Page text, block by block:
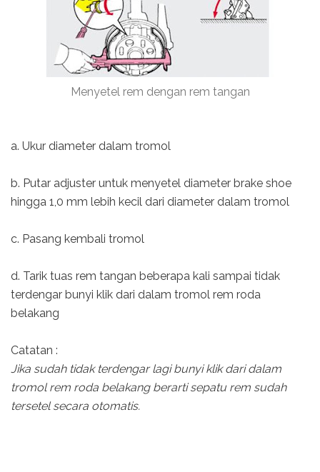
Menyetel rem dengan rem tangan
a. Ukur diameter dalam tromol
b. Putar adjuster untuk menyetel diameter brake shoe
hingga 1,0 mm lebih kecil dari diameter dalam tromol
c. Pasang kembali tromol
d. Tarik tuas rem tangan beberapa kali sampai tidak
terdengar bunyi klik dari dalam tromol rem roda
belakang
Catatan :
Jika sudah tidak terdengar lagi bunyi klik dari dalam
tromol rem roda belakang berarti sepatu rem sudah
tersetel secara otomatis.